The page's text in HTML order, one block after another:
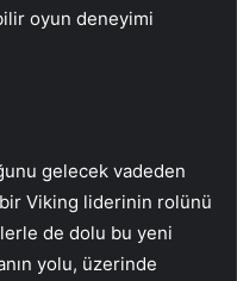
oyun deneyimi
gelecek vadeden
Viking liderinin rolünü
de dolu bu yeni
yolu, üzerinde